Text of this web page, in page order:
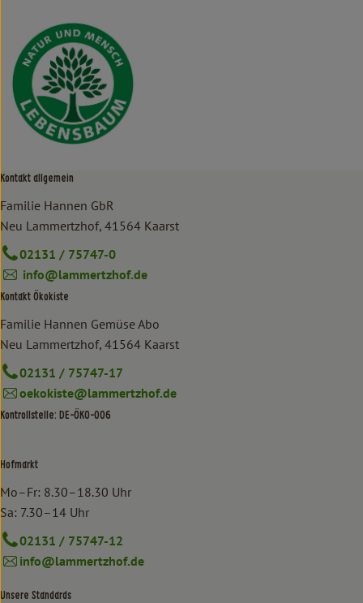
Kontakt allgemein
Familie Hannen GbR
Neu Lammertzhof, 41564 Kaarst
02131 / 75747-0
info@lammertzhof.de
Kontakt Ökokiste
Familie Hannen Gemüse Abo
Neu Lammertzhof, 41564 Kaarst
02131 / 75747-17
oekokiste@lammertzhof.de
Kontrollstelle: DE-ÖKO-006
Hofmarkt
Mo–Fr: 8.30–18.30 Uhr
Sa: 7.30–14 Uhr
02131 / 75747-12
info@lammertzhof.de
Unsere Standards